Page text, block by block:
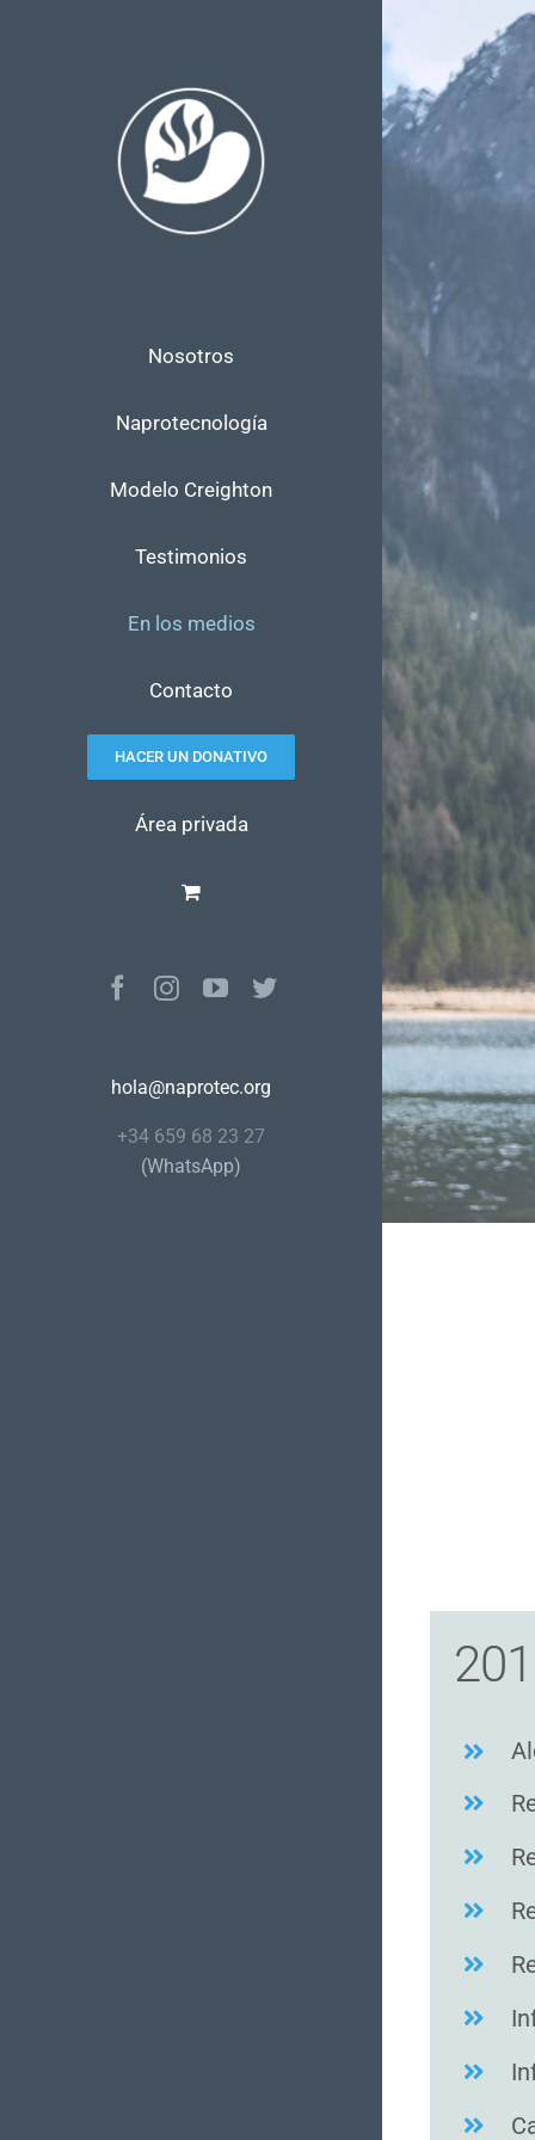
Nosotros
Naprotecnología
Modelo Creighton
Testimonios
En los medios
Contacto
HACER UN DONATIVO
Área privada
Facebook
Instagram
YouTubeTwitter
hola@naprotec.org
+34 659 68 23 27
(WhatsApp)